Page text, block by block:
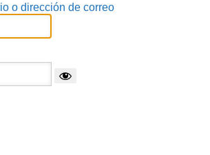
o dirección de correo